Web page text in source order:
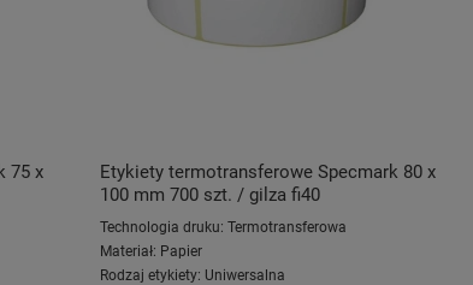
75 x
Etykiety termotransferowe Specmark 80 x
100 mm 700 szt. / gilza fi40
Technologia druku: Termotransferowa
Materiał: Papier
Rodzaj etykiety: Uniwersalna